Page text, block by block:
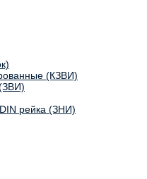
(КЗВИ)
рейка (ЗНИ)